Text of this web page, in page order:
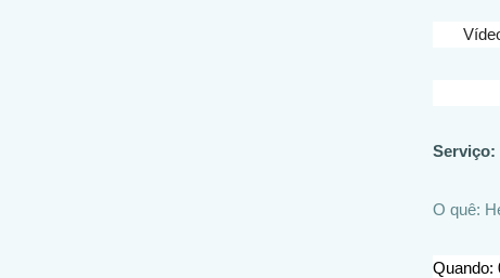
Serviço:
O quê:
Quando: